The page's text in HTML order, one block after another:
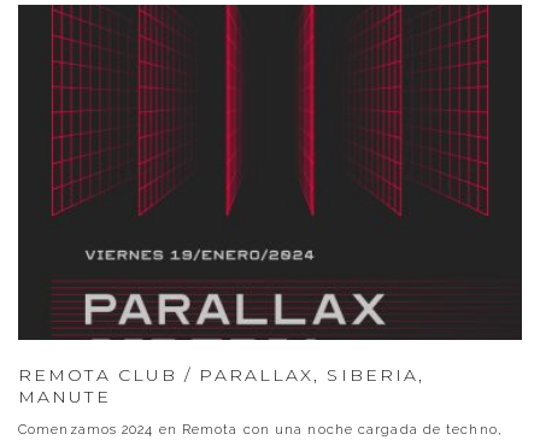
REMOTA CLUB / PARALLAX, SIBERIA,
MANUTE
Comenzamos 2024 en Remota con una noche cargada de techno,